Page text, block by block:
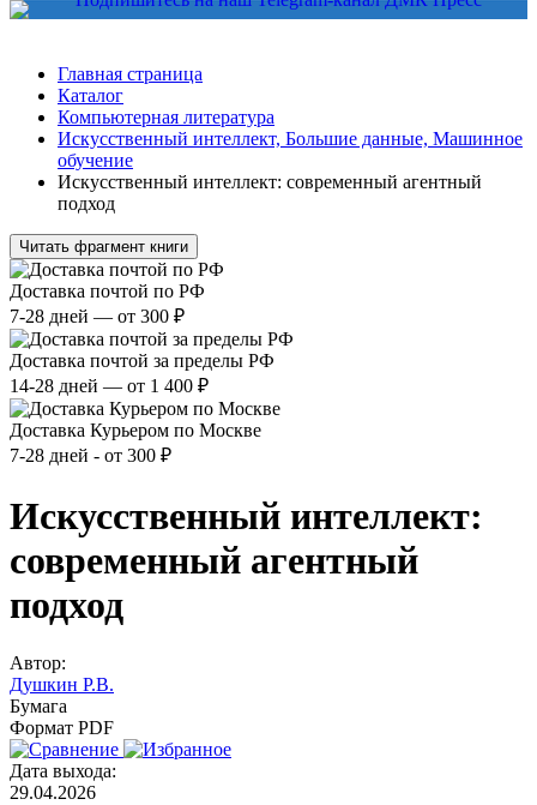
Главная страница
Каталог
Компьютерная литература
Искусственный интеллект, Большие данные, Машинное
обучение
Искусственный интеллект: современный агентный
подход
Читать фрагмент книги
Доставка почтой по РФ
7-28 дней — от 300 ₽
Доставка почтой за пределы РФ
14-28 дней — от 1 400 ₽
Доставка Курьером по Москве
7-28 дней - от 300 ₽
Искусственный интеллект:
современный агентный
подход
Автор:
Душкин Р.В.
Бумага
Формат PDF
Дата выхода:
29.04.2026